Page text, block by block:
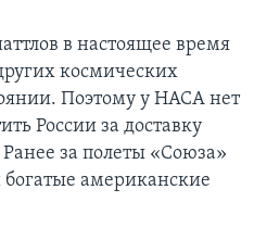
в настоящее время
космических
Поэтому у НАСА нет
России за доставку
за полеты «Союза»
американские